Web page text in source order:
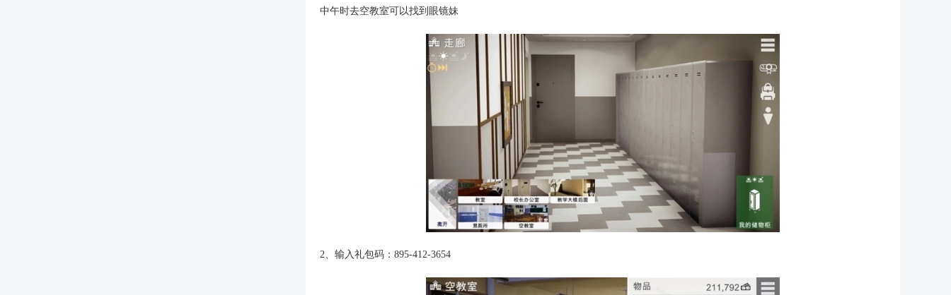
中午时去空教室可以找到眼镜妹
2、输入礼包码：895-412-3654